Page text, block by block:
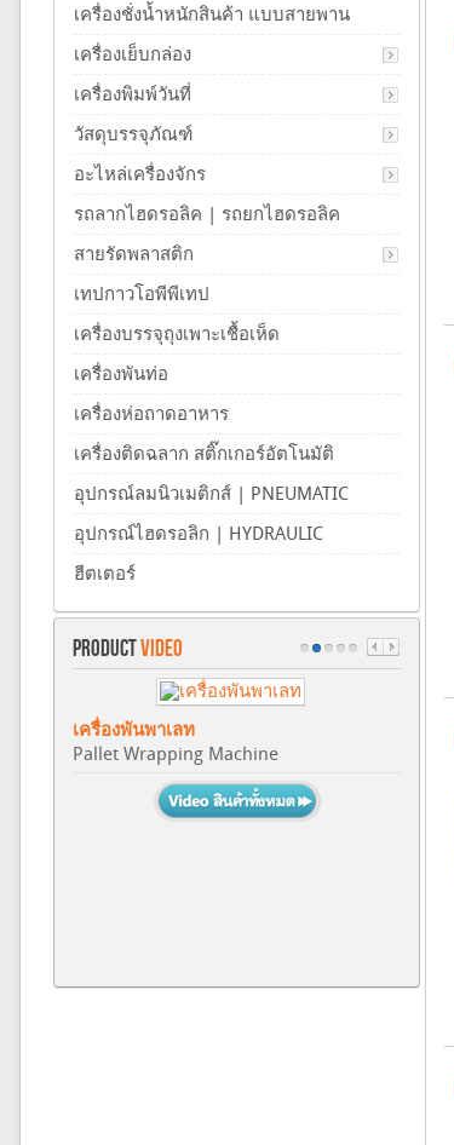
เครื่องชั่งน้ำหนักสินค้า แบบสายพาน
เครื่องเย็บกล่อง
เครื่องพิมพ์วันที่
วัสดุบรรจุภัณฑ์
อะไหล่เครื่องจักร
รถลากไฮดรอลิค | รถยกไฮดรอลิค
สายรัดพลาสติก
เทปกาวโอพีพีเทป
เครื่องบรรจุถุงเพาะเชื้อเห็ด
เครื่องพันท่อ
เครื่องห่อถาดอาหาร
เครื่องติดฉลาก สติ๊กเกอร์อัตโนมัติ
อุปกรณ์ลมนิวเมติกส์ | PNEUMATIC
อุปกรณ์ไฮดรอลิก | HYDRAULIC
ฮีตเตอร์
PRODUCTVIDEO
เครื่องพันพาเลท
Pallet Wrapping Machine